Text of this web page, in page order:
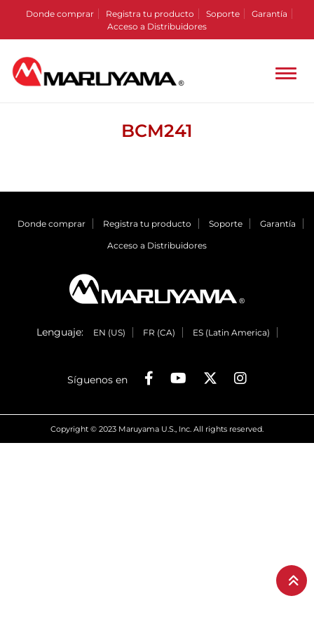
Donde comprar Registra tu producto Soporte
Garantía
Acceso a Distribuidores
BCM241
Donde comprar Registra tu producto Soporte Garantía
Acceso a Distribuidores
Lenguaje: EN (US) FR (CA) ES (Latin America)
Síguenos en
Copyright © 2023 Maruyama U.S., Inc. All rights reserved.